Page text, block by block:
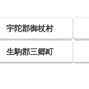
宇陀郡御杖村
生駒郡三郷町